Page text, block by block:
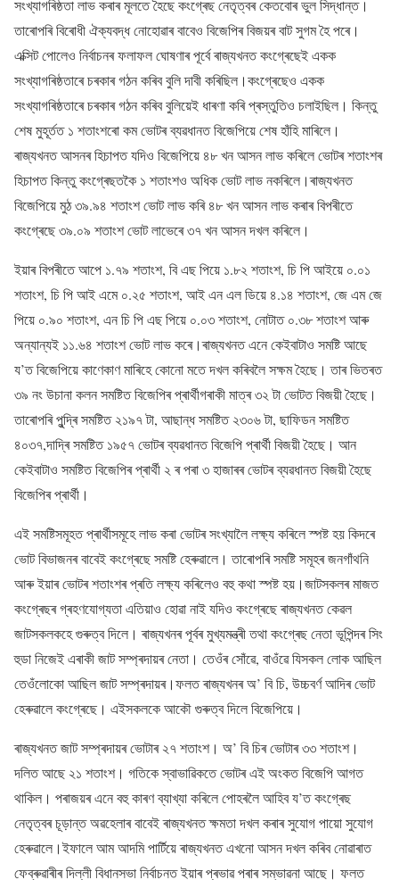
সংখ্যাগৰিষ্ঠতা লাভ কৰাৰ মূলতে হৈছে কংগ্ৰেছ নেতৃত্বৰ কেতবোৰ ভুল সিদ্ধান্ত।
তাৰোপৰি বিৰোধী ঐক্যবদ্ধ নোহোৱাৰ বাবেও বিজেপিৰ বিজয়ৰ বাট সুগম হৈ পৰে।
এক্সিট পোলেও নিৰ্বাচনৰ ফলাফল ঘোষণাৰ পূৰ্বে ৰাজ্যখনত কংগ্ৰেছেই একক
সংখ্যাগৰিষ্ঠতাৰে চৰকাৰ গঠন কৰিব বুলি দাবী কৰিছিল।কংগ্ৰেছেও একক
সংখ্যাগৰিষ্ঠতাৰে চৰকাৰ গঠন কৰিব বুলিয়েই ধাৰণা কৰি প্ৰস্তুতিও চলাইছিল। কিন্তু
শেষ মুহূৰ্তত ১ শতাংশৰো কম ভোটৰ ব্যৱধানত বিজেপিয়ে শেষ হাঁহি মাৰিলে।
ৰাজ্যখনত আসনৰ হিচাপত যদিও বিজেপিয়ে ৪৮ খন আসন লাভ কৰিলে ভোটৰ শতাংশৰ
হিচাপত কিন্তু কংগ্ৰেছতকৈ ১ শতাংশও অধিক ভোট লাভ নকৰিলে।ৰাজ্যখনত
বিজেপিয়ে মুঠ ৩৯.৯৪ শতাংশ ভোট লাভ কৰি ৪৮ খন আসন লাভ কৰাৰ বিপৰীতে
কংগ্ৰেছে ৩৯.০৯ শতাংশ ভোট লাভেৰে ৩৭ খন আসন দখল কৰিলে।
ইয়াৰ বিপৰীতে আপে ১.৭৯ শতাংশ, বি এছ পিয়ে ১.৮২ শতাংশ, চি পি আইয়ে ০.০১
শতাংশ, চি পি আই এমে ০.২৫ শতাংশ, আই এন এল ডিয়ে ৪.১৪ শতাংশ, জে এম জে
পিয়ে ০.৯০ শতাংশ, এন চি পি এছ পিয়ে ০.০৩ শতাংশ, নোটাত ০.৩৮ শতাংশ আৰু
অন্যান্যই ১১.৬৪ শতাংশ ভোট লাভ কৰে।ৰাজ্যখনত এনে কেইবাটাও সমষ্টি আছে
য’ত বিজেপিয়ে কাণেকাণ মাৰিহে কোনো মতে দখল কৰিবলৈ সক্ষম হৈছে। তাৰ ভিতৰত
৩৯ নং উচানা কলন সমষ্টিত বিজেপিৰ প্ৰাৰ্থীগৰাকী মাত্ৰ ৩২ টা ভোটত বিজয়ী হৈছে।
তাৰোপৰি পুন্দ্ৰি সমষ্টিত ২১৯৭ টা, আছান্ধ সমষ্টিত ২৩০৬ টা, ছাফিডন সমষ্টিত
৪০৩৭,দাদ্ৰি সমষ্টিত ১৯৫৭ ভোটৰ ব্যৱধানত বিজেপি প্ৰাৰ্থী বিজয়ী হৈছে। আন
কেইবাটাও সমষ্টিত বিজেপিৰ প্ৰাৰ্থী ২ ৰ পৰা ৩ হাজাৰৰ ভোটৰ ব্যৱধানত বিজয়ী হৈছে
বিজেপিৰ প্ৰাৰ্থী।
এই সমষ্টিসমূহত প্ৰাৰ্থীসমূহে লাভ কৰা ভোটৰ সংখ্যালৈ লক্ষ্য কৰিলে স্পষ্ট হয় কিদৰে
ভোট বিভাজনৰ বাবেই কংগ্ৰেছে সমষ্টি হেৰুৱালে। তাৰোপৰি সমষ্টি সমূহৰ জনগাঁথনি
আৰু ইয়াৰ ভোটৰ শতাংশৰ প্ৰতি লক্ষ্য কৰিলেও বহু কথা স্পষ্ট হয়।জাটসকলৰ মাজত
কংগ্ৰেছৰ গ্ৰহণযোগ্যতা এতিয়াও হোৱা নাই যদিও কংগ্ৰেছে ৰাজ্যখনত কেৱল
জাটসকলকহে গুৰুত্ব দিলে। ৰাজ্যখনৰ পূৰ্বৰ মুখ্যমন্ত্ৰী তথা কংগ্ৰেছ নেতা ভূপিন্দৰ সিং
হুডা নিজেই এৰাকী জাট সম্প্ৰদায়ৰ নেতা। তেওঁৰ সোঁৱে, বাওঁৱে যিসকল লোক আছিল
তেওঁলোকো আছিল জাট সম্প্ৰদায়ৰ।ফলত ৰাজ্যখনৰ অ’ বি চি, উচ্চবৰ্ণ আদিৰ ভোট
হেৰুৱালে কংগ্ৰেছে। এইসকলকে আকৌ গুৰুত্ব দিলে বিজেপিয়ে।
ৰাজ্যখনত জাট সম্প্ৰদায়ৰ ভোটাৰ ২৭ শতাংশ। অ’ বি চিৰ ভোটাৰ ৩৩ শতাংশ।
দলিত আছে ২১ শতাংশ। গতিকে স্বাভাৱিকতে ভোটৰ এই অংকত বিজেপি আগত
থাকিল। পৰাজয়ৰ এনে বহু কাৰণ ব্যাখ্যা কৰিলে পোহৰলৈ আহিব য’ত কংগ্ৰেছ
নেতৃত্বৰ চূড়ান্ত অৱহেলাৰ বাবেই ৰাজ্যখনত ক্ষমতা দখল কৰাৰ সুযোগ পায়ো সুযোগ
হেৰুৱালে।ইফালে আম আদমি পাৰ্টিয়ে ৰাজ্যখনত এখনো আসন দখল কৰিব নোৱাৰাত
ফেব্ৰুৱাৰীৰ দিল্লী বিধানসভা নিৰ্বাচনত ইয়াৰ প্ৰভাৱ পৰাৰ সম্ভাৱনা আছে। ফলত